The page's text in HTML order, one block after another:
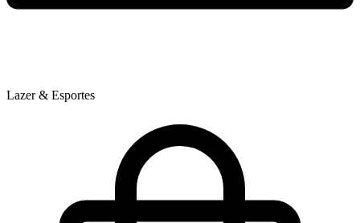
Lazer & Esportes